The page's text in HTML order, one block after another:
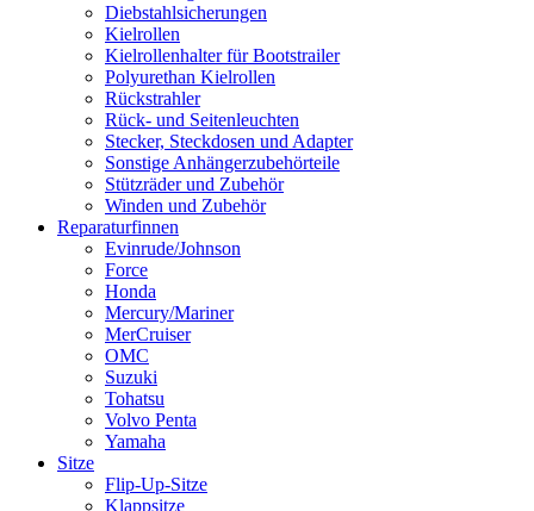
Diebstahlsicherungen
Kielrollen
Kielrollenhalter für Bootstrailer
Polyurethan Kielrollen
Rückstrahler
Rück- und Seitenleuchten
Stecker, Steckdosen und Adapter
Sonstige Anhängerzubehörteile
Stützräder und Zubehör
Winden und Zubehör
Reparaturfinnen
Evinrude/Johnson
Force
Honda
Mercury/Mariner
MerCruiser
OMC
Suzuki
Tohatsu
Volvo Penta
Yamaha
Sitze
Flip-Up-Sitze
Klappsitze